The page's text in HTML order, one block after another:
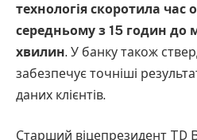
технологія скоротила час
середньому з 15 годин до
хвилин. У банку також
забезпечує точніші
даних клієнтів.
Старший віцепрезидент TD